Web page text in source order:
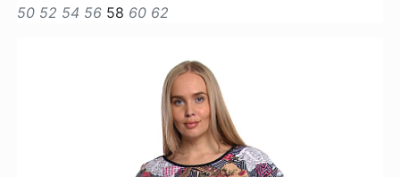
50 52 54 56 58 60 62